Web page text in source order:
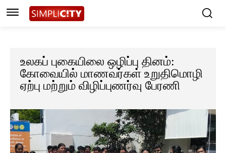
உலகப் புகையிலை ஒழிப்பு தினம்:
கோவையில் மாணவர்கள் உறுதிமொழி
ஏற்பு மற்றும் விழிப்புணர்வு பேரணி